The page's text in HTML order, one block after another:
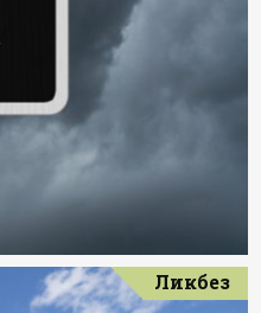
Ликбез